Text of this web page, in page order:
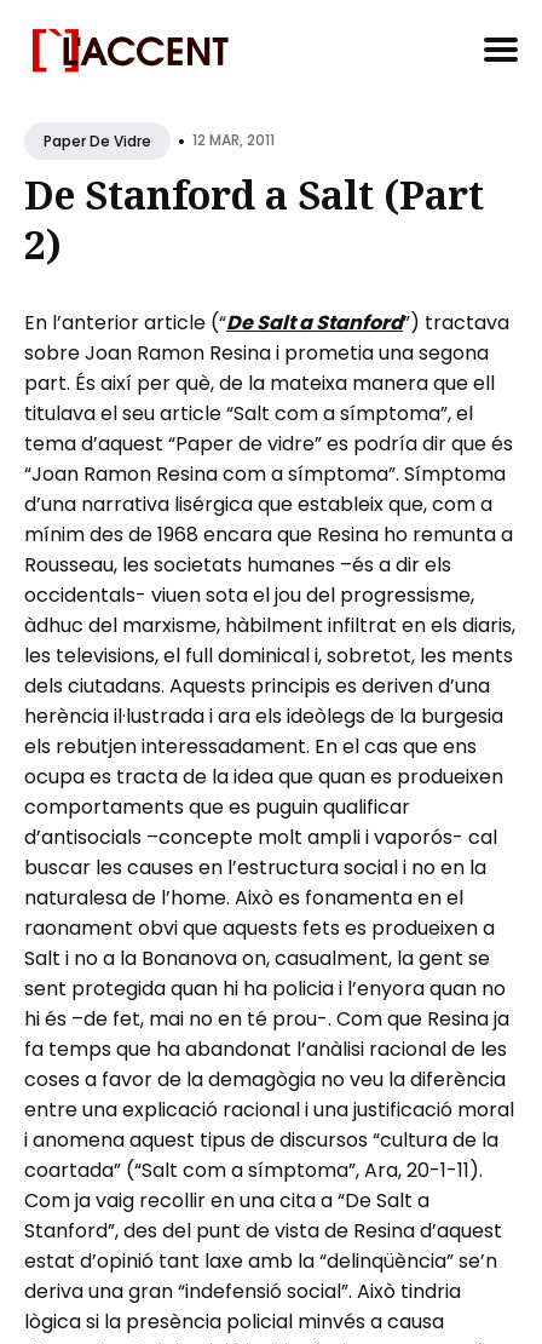
forPaper De Vidre • 12 MAR, 2011
De Stanford a Salt (Part
2)
En l’anterior article (“De Salt a Stanford”) tractava
sobre Joan Ramon Resina i prometia una segona
part. És així per què, de la mateixa manera que ell
titulava el seu article “Salt com a símptoma”, el
tema d’aquest “Paper de vidre” es podría dir que és
“Joan Ramon Resina com a símptoma”. Símptoma
d’una narrativa lisérgica que estableix que, com a
mínim des de 1968 encara que Resina ho remunta a
Rousseau, les societats humanes –és a dir els
occidentals- viuen sota el jou del progressisme,
àdhuc del marxisme, hàbilment infiltrat en els diaris,
les televisions, el full dominical i, sobretot, les ments
dels ciutadans. Aquests principis es deriven d’una
herència il·lustrada i ara els ideòlegs de la burgesia
els rebutjen interessadament. En el cas que ens
ocupa es tracta de la idea que quan es produeixen
comportaments que es puguin qualificar
d’antisocials –concepte molt ampli i vaporós- cal
buscar les causes en l’estructura social i no en la
naturalesa de l’home. Això es fonamenta en el
raonament obvi que aquests fets es produeixen a
Salt i no a la Bonanova on, casualment, la gent se
sent protegida quan hi ha policia i l’enyora quan no
hi és –de fet, mai no en té prou-. Com que Resina ja
fa temps que ha abandonat l’anàlisi racional de les
coses a favor de la demagògia no veu la diferència
entre una explicació racional i una justificació moral
i anomena aquest tipus de discursos “cultura de la
coartada” (“Salt com a símptoma”, Ara, 20-1-11).
Com ja vaig recollir en una cita a “De Salt a
Stanford”, des del punt de vista de Resina d’aquest
estat d’opinió tant laxe amb la “delinqüència” se’n
deriva una gran “indefensió social”. Això tindria
lògica si la presència policial minvés a causa